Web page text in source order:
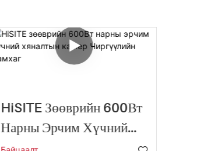
HiSITE Зөөврийн 600Вт
Нарны Эрчим Хүчний
Хяналтын Камер